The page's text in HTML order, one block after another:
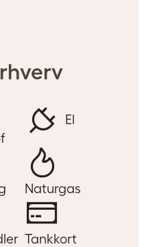
El
Naturgas
Tankkort